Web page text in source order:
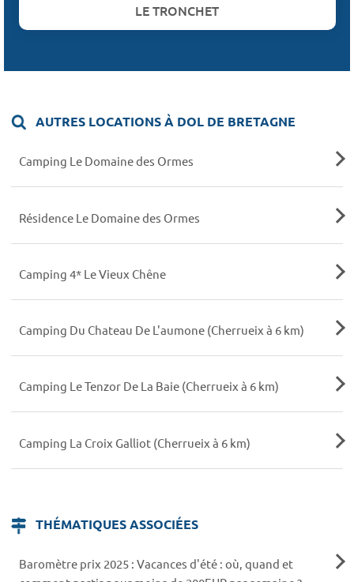
LE TRONCHET
AUTRES LOCATIONS À DOL DE BRETAGNE
Camping Le Domaine des Ormes
Résidence Le Domaine des Ormes
Camping 4* Le Vieux Chêne
Camping Du Chateau De L'aumone (Cherrueix à 6 km)
Camping Le Tenzor De La Baie (Cherrueix à 6 km)
Camping La Croix Galliot (Cherrueix à 6 km)
THÉMATIQUES ASSOCIÉES
Baromètre prix 2025 : Vacances d'été : où, quand et